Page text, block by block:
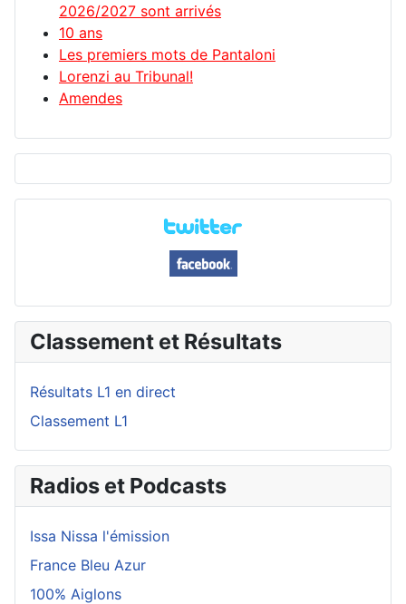
2026/2027 sont arrivés
10 ans
Les premiers mots de Pantaloni
Lorenzi au Tribunal!
Amendes
Classement et Résultats
Résultats L1 en direct
Classement L1
Radios et Podcasts
Issa Nissa l'émission
France Bleu Azur
100% Aiglons